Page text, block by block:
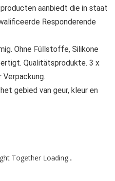
producten aanbiedt die in staat
Responderende
Ohne Füllstoffe, Silikone
Qualitätsprodukte. 3 x
gebied van geur, kleur en
Together Loading...